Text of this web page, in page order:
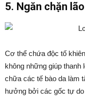
5. Ngăn chặn
Cơ thể chứa độc tố
không những giúp
chữa các tế bào da làm
hưởng bởi các gốc tự